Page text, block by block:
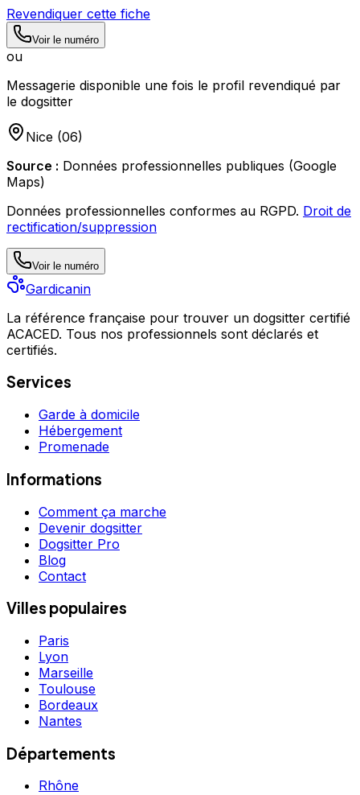
Revendiquer cette fiche
Voir le numéro
ou
Messagerie disponible une fois le profil revendiqué par
le dogsitter
Nice (06)
Source : Données professionnelles publiques (Google
Maps)
Données professionnelles conformes au RGPD. Droit de
rectification/suppression
Voir le numéro
Gardicanin
La référence française pour trouver un dogsitter certifié
ACACED. Tous nos professionnels sont déclarés et
certifiés.
Services
Garde à domicile
Hébergement
Promenade
Informations
Comment ça marche
Devenir dogsitter
Dogsitter Pro
Blog
Contact
Villes populaires
Paris
Lyon
Marseille
Toulouse
Bordeaux
Nantes
Départements
Rhône